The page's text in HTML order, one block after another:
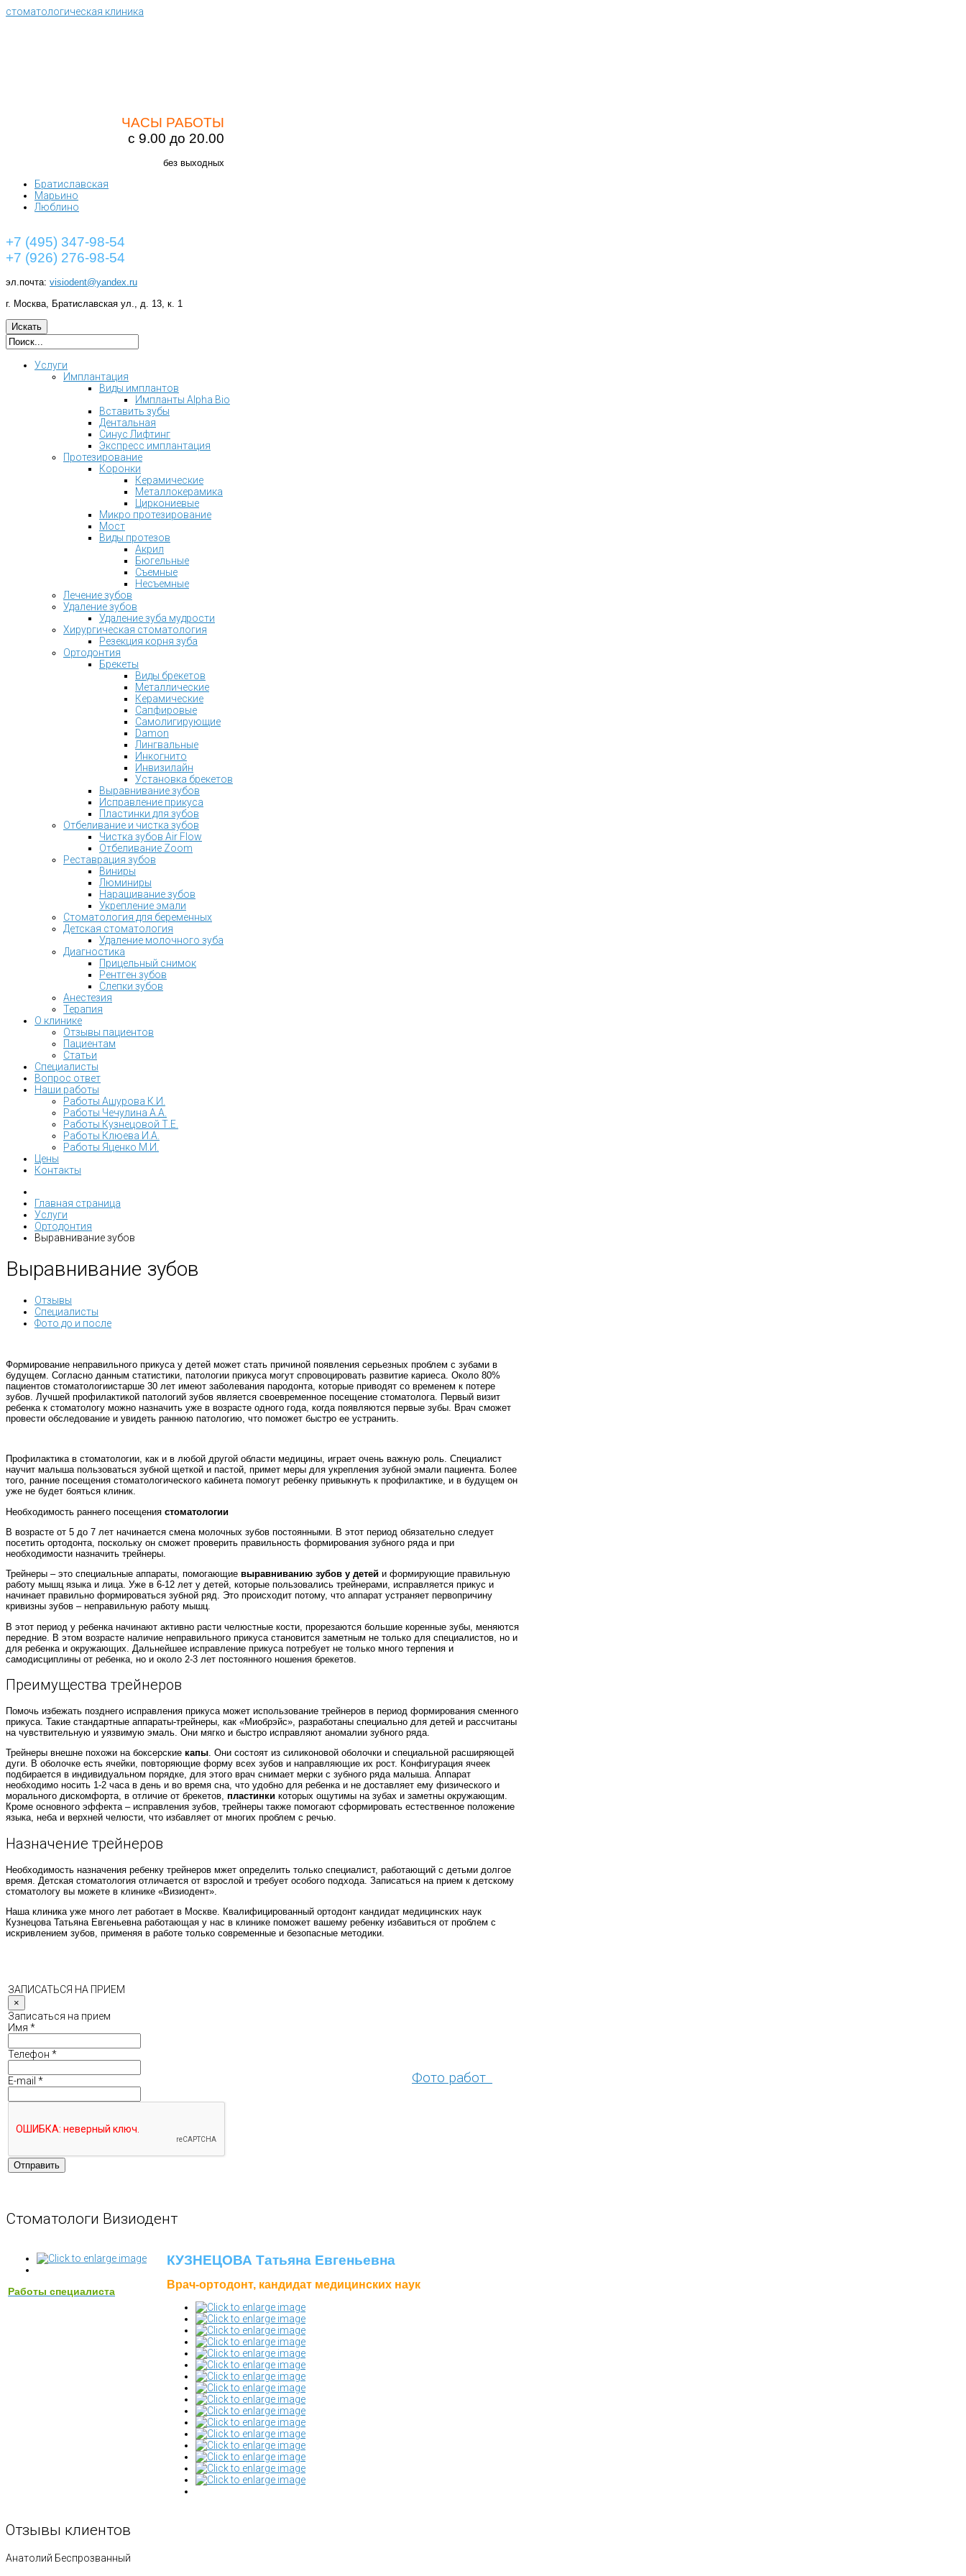
стоматологическая клиника
ЧАСЫ РАБОТЫ
с 9.00 до 20.00
без выходных
Братиславская
Марьино
Люблино
+7 (495) 347-98-54
+7 (926) 276-98-54
эл.почта: visiodent@yandex.ru
г. Москва, Братиславская ул., д. 13, к. 1
Услуги
Имплантация
Виды имплантов
Импланты Alpha Bio
Вставить зубы
Дентальная
Синус Лифтинг
Экспресс имплантация
Протезирование
Коронки
Керамические
Металлокерамика
Циркониевые
Микро протезирование
Мост
Виды протезов
Акрил
Бюгельные
Съемные
Несъемные
Лечение зубов
Удаление зубов
Удаление зуба мудрости
Хирургическая стоматология
Резекция корня зуба
Ортодонтия
Брекеты
Виды брекетов
Металлические
Керамические
Сапфировые
Самолигирующие
Damon
Лингвальные
Инкогнито
Инвизилайн
Установка брекетов
Выравнивание зубов
Исправление прикуса
Пластинки для зубов
Отбеливание и чистка зубов
Чистка зубов Air Flow
Отбеливание Zoom
Реставрация зубов
Виниры
Люминиры
Наращивание зубов
Укрепление эмали
Стоматология для беременных
Детская стоматология
Удаление молочного зуба
Диагностика
Прицельный снимок
Рентген зубов
Слепки зубов
Анестезия
Терапия
О клинике
Отзывы пациентов
Пациентам
Статьи
Специалисты
Вопрос ответ
Наши работы
Работы Ашурова К.И.
Работы Чечулина А.А.
Работы Кузнецовой Т.Е.
Работы Клюева И.А.
Работы Яценко М.И.
Цены
Контакты
Главная страница
Услуги
Ортодонтия
Выравнивание зубов
Выравнивание зубов
Отзывы
Специалисты
Фото до и после
Формирование неправильного прикуса у детей может стать причиной появления серьезных проблем с зубами в
будущем. Согласно данным статистики, патологии прикуса могут спровоцировать развитие кариеса. Около 80%
пациентов стоматологиистарше 30 лет имеют заболевания пародонта, которые приводят со временем к потере
зубов. Лучшей профилактикой патологий зубов является своевременное посещение стоматолога. Первый визит
ребенка к стоматологу можно назначить уже в возрасте одного года, когда появляются первые зубы. Врач сможет
провести обследование и увидеть раннюю патологию, что поможет быстро ее устранить.
Профилактика в стоматологии, как и в любой другой области медицины, играет очень важную роль. Специалист
научит малыша пользоваться зубной щеткой и пастой, примет меры для укрепления зубной эмали пациента. Более
того, ранние посещения стоматологического кабинета помогут ребенку привыкнуть к профилактике, и в будущем он
уже не будет бояться клиник.
Необходимость раннего посещения стоматологии
В возрасте от 5 до 7 лет начинается смена молочных зубов постоянными. В этот период обязательно следует
посетить ортодонта, поскольку он сможет проверить правильность формирования зубного ряда и при
необходимости назначить трейнеры.
Трейнеры – это специальные аппараты, помогающие выравниванию зубов у детей и формирующие правильную
работу мышц языка и лица. Уже в 6-12 лет у детей, которые пользовались трейнерами, исправляется прикус и
начинает правильно формироваться зубной ряд. Это происходит потому, что аппарат устраняет первопричину
кривизны зубов – неправильную работу мышц.
В этот период у ребенка начинают активно расти челюстные кости, прорезаются большие коренные зубы, меняются
передние. В этом возрасте наличие неправильного прикуса становится заметным не только для специалистов, но и
для ребенка и окружающих. Дальнейшее исправление прикуса потребует не только много терпения и
самодисциплины от ребенка, но и около 2-3 лет постоянного ношения брекетов.
Преимущества трейнеров
Помочь избежать позднего исправления прикуса может использование трейнеров в период формирования сменного
прикуса. Такие стандартные аппараты-трейнеры, как «Миобрэйс», разработаны специально для детей и рассчитаны
на чувствительную и уязвимую эмаль. Они мягко и быстро исправляют аномалии зубного ряда.
Трейнеры внешне похожи на боксерские капы. Они состоят из силиконовой оболочки и специальной расширяющей
дуги. В оболочке есть ячейки, повторяющие форму всех зубов и направляющие их рост. Конфигурация ячеек
подбирается в индивидуальном порядке, для этого врач снимает мерки с зубного ряда малыша. Аппарат
необходимо носить 1-2 часа в день и во время сна, что удобно для ребенка и не доставляет ему физического и
морального дискомфорта, в отличие от брекетов, пластинки которых ощутимы на зубах и заметны окружающим.
Кроме основного эффекта – исправления зубов, трейнеры также помогают сформировать естественное положение
языка, неба и верхней челюсти, что избавляет от многих проблем с речью.
Назначение трейнеров
Необходимость назначения ребенку трейнеров мжет определить только специалист, работающий с детьми долгое
время. Детская стоматология отличается от взрослой и требует особого подхода. Записаться на прием к детскому
стоматологу вы можете в клинике «Визиодент».
Наша клиника уже много лет работает в Москве. Квалифицированный ортодонт кандидат медицинских наук
Кузнецова Татьяна Евгеньевна работающая у нас в клинике поможет вашему ребенку избавиться от проблем с
искривлением зубов, применяя в работе только современные и безопасные методики.
ЗАПИСАТЬСЯ НА ПРИЕМ
×
Записаться на прием
Имя *
Телефон *
E-mail *
Отправить
Фото работ
Стоматологи Визиодент
Работы специалиста
КУЗНЕЦОВА Татьяна Евгеньевна
Врач-ортодонт, кандидат медицинских наук
Отзывы клиентов
Анатолий Беспрозванный